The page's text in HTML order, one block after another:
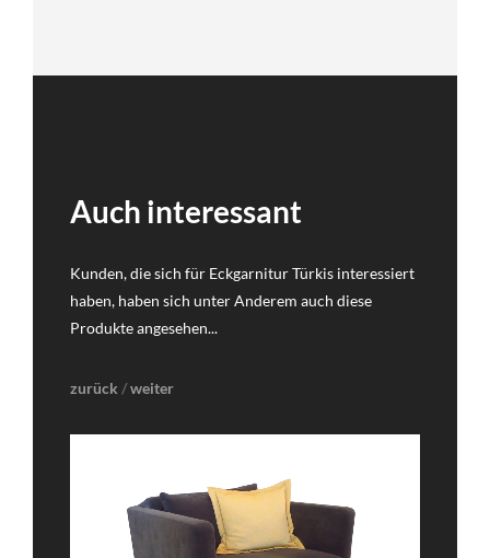
Auch interessant
Kunden, die sich für Eckgarnitur Türkis interessiert
haben, haben sich unter Anderem auch diese
Produkte angesehen...
zurück /weiter